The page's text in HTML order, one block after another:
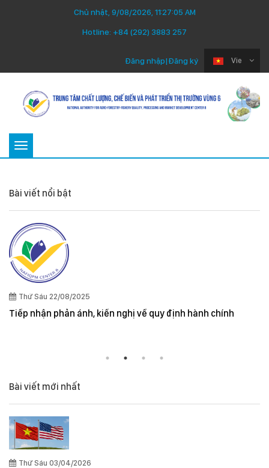
Chủ nhật, 9/08/2026, 11:27:06 AM
Hotline: +84 (292) 3883 257
Vie
Đăng nhập|Đăng ký
Toggle
Bài viết nổi bật
Thứ Sáu 22/08/2025
Tiếp nhận phản ánh, kiến nghị về quy định hành chính
Bài viết mới nhất
Thứ Sáu 03/04/2026